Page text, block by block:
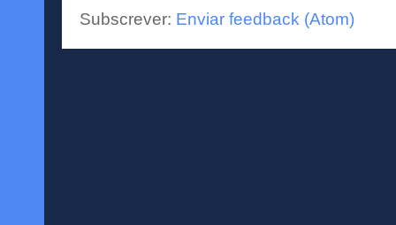
Subscrever: Enviar feedback (Atom)